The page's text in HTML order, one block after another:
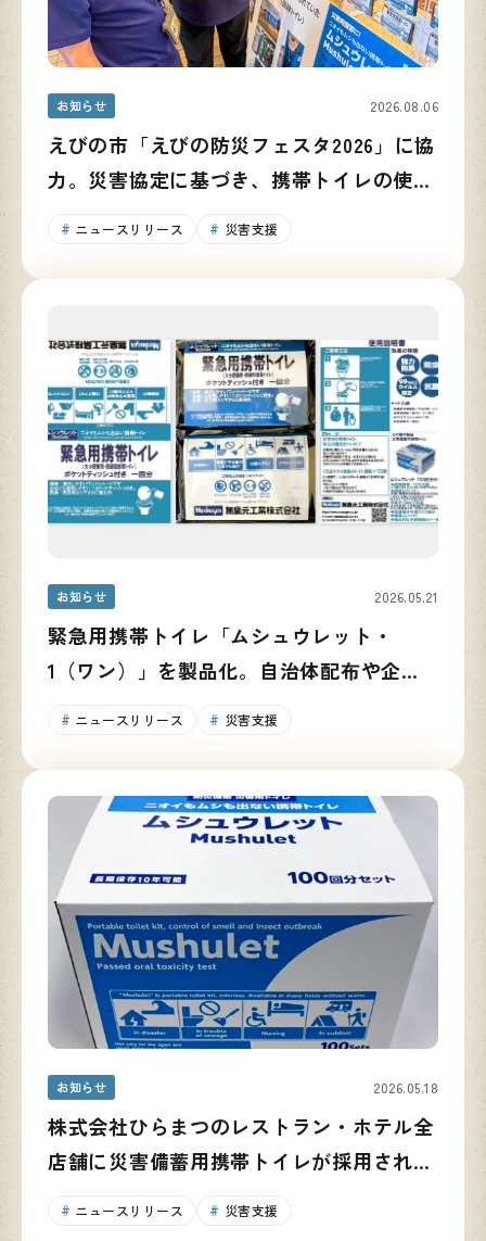
お知らせ 2026.08.06
えびの市「えびの防災フェスタ2026」に協
力。災害協定に基づき、携帯トイレの使い
ニュースリリース 災害支援
お知らせ 2026.05.21
緊急用携帯トイレ「ムシュウレット・
1（ワン）」を製品化。自治体配布や企業
ニュースリリース 災害支援
お知らせ 2026.05.18
株式会社ひらまつのレストラン・ホテル全
店舗に災害備蓄用携帯トイレが採用されま
ニュースリリース 災害支援